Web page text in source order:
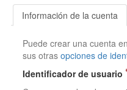
Información de la cuenta
Puede crear una cuenta
sus otrasopciones de
Identificador de usuario